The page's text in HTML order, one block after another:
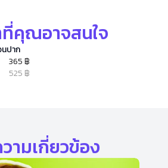
คุณอาจสนใจ
ปาก
365 ฿
525 ฿
ามเกี่ยวข้อง